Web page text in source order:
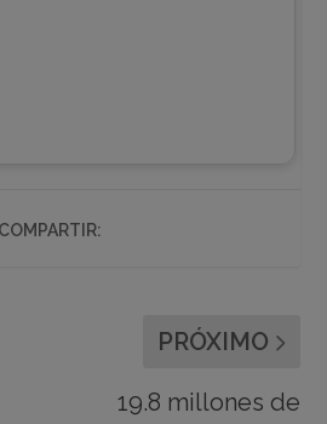
COMPARTIR:
PRÓXIMO
19.8 millones de